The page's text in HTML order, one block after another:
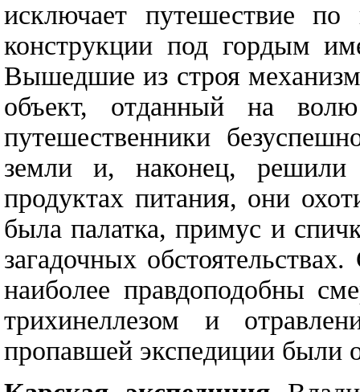
исключает путешествие по
конструкции под гордым
Вышедшие из строя
объект, отданный на
путешественники
земли и, наконец,
продуктах питания, они
была палатка, примус и
загадочных
наиболее правдоподобны
трихинеллезом и
пропавшей экспедиции были